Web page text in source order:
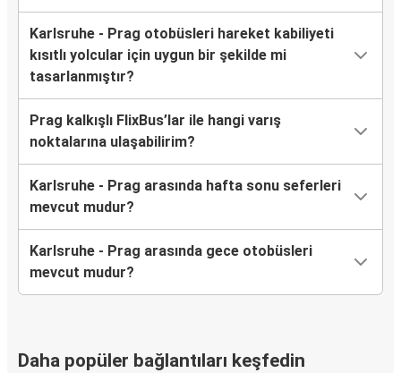
Karlsruhe - Prag otobüsleri hareket kabiliyeti
kısıtlı yolcular için uygun bir şekilde mi
tasarlanmıştır?
Prag kalkışlı FlixBus’lar ile hangi varış
noktalarına ulaşabilirim?
Karlsruhe - Prag arasında hafta sonu seferleri
mevcut mudur?
Karlsruhe - Prag arasında gece otobüsleri
mevcut mudur?
Daha popüler bağlantıları keşfedin